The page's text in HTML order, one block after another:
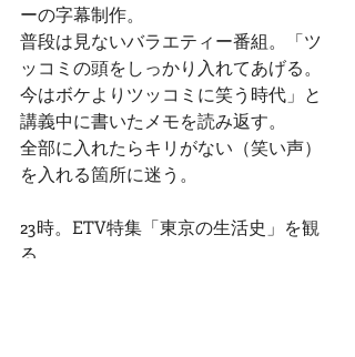
ーの字幕制作。
普段は見ないバラエティー番組。「ツ
ッコミの頭をしっかり入れてあげる。
今はボケよりツッコミに笑う時代」と
講義中に書いたメモを読み返す。
全部に入れたらキリがない（笑い声）
を入れる箇所に迷う。
23時。ETV特集「東京の生活史」を観
る。